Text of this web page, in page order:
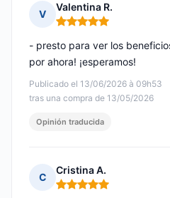
V
Valentina R.
Nota: 5 de 5
Publicado el 13/06/2026 à 09h53
tras una compra de 13/05/2026
- presto para ver los
por ahora! ¡esperamos!
Opinión traducida
C
Cristina A.
Nota: 5 de 5